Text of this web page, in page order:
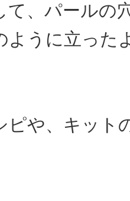
て、パールの
ように立った
ピや、キット